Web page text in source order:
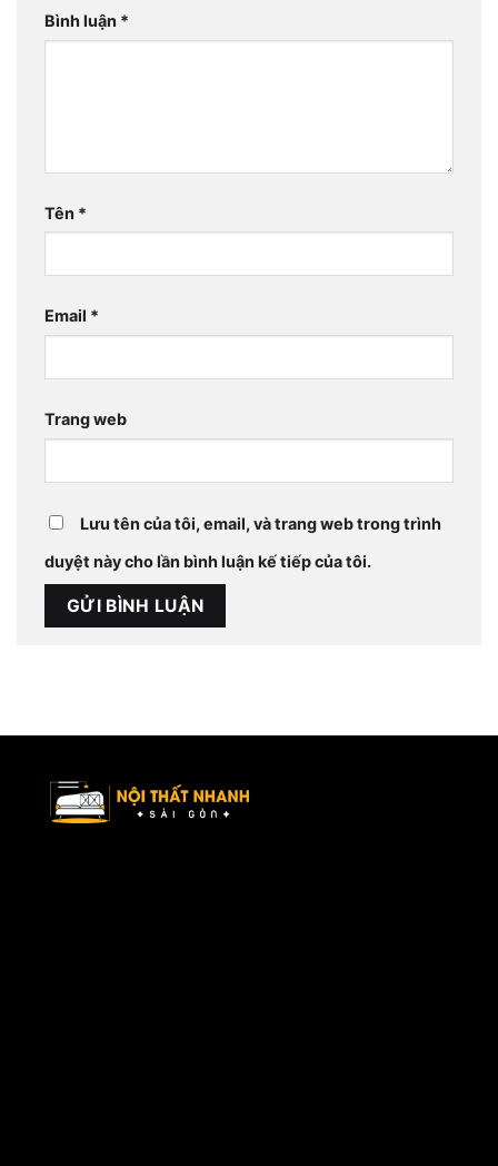
Bình luận *
Tên *
Email *
Trang web
Lưu tên của tôi, email, và trang web trong trình
duyệt này cho lần bình luận kế tiếp của tôi.